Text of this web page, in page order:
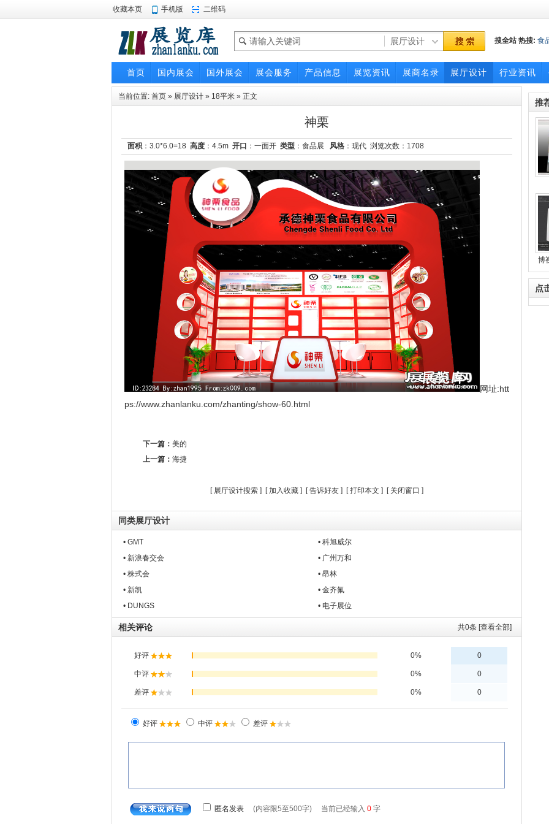
收藏本页 手机版 二维码
搜全站 热搜: 食
首页 国内展会 国外展会 展会服务 产品信息 展览资讯 展商名录 展厅设计 行业资讯
当前位置: 首页 » 展厅设计 » 18平米 » 正文
神栗
面积 ：3.0*6.0=18 高度 ：4.5m 开口 ：一面开 类型 ：食品展 风格 ：现代 浏览次数： 1708
网址:htt
ps://www.zhanlanku.com/zhanting/show-60.html
下一篇： 美的
上一篇： 海捷
[ 展厅设计搜索 ] [加入收藏 ] [告诉好友 ] [打印本文 ] [ 关闭窗口 ]
同类展厅设计
• GMT
• 科旭威尔
• 新浪春交会
• 广州万和
• 株式会
• 昂林
• 新凯
• 金齐氟
• DUNGS
• 电子展位
共0条 [查看全部]
相关评论
推
博
点